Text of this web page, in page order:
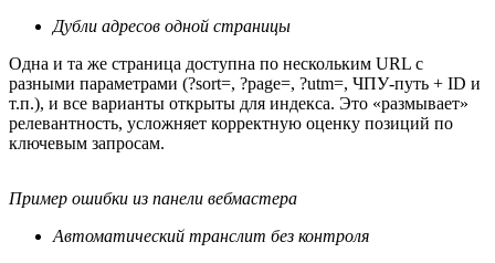
Дубли адресов одной страницы
Одна и та же страница доступна по нескольким URL с
разными параметрами (?sort=, ?page=, ?utm=, ЧПУ‑путь + ID и
т.п.), и все варианты открыты для индекса. Это «размывает»
релевантность, усложняет корректную оценку позиций по
ключевым запросам.
Пример ошибки из панели вебмастера
Автоматический транслит без контроля